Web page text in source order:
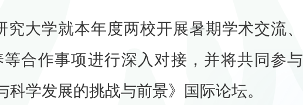
学就本年度两校开展暑期学术交流、
合作事项进行深入对接，并将共同参与
科学发展的挑战与前景》国际论坛。